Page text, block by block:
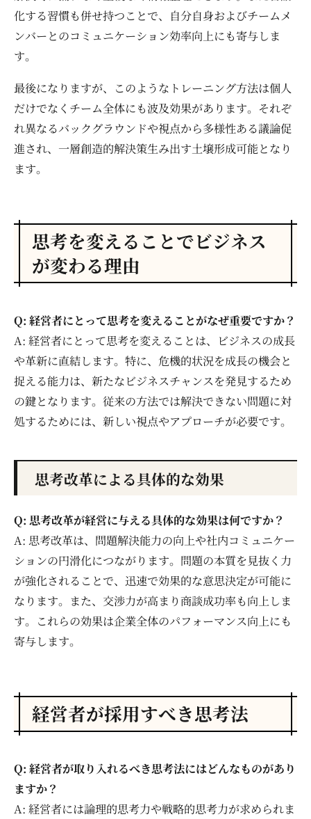
化する習慣も併せ持つことで、自分自身およびチームメ
ンバーとのコミュニケーション効率向上にも寄与しま
す。
最後になりますが、このようなトレーニング方法は個人
だけでなくチーム全体にも波及効果があります。それぞ
れ異なるバックグラウンドや視点から多様性ある議論促
進され、一層創造的解決策生み出す土壌形成可能となり
ます。
思考を変えることでビジネス
が変わる理由
Q: 経営者にとって思考を変えることがなぜ重要ですか？
A: 経営者にとって思考を変えることは、ビジネスの成長
や革新に直結します。特に、危機的状況を成長の機会と
捉える能力は、新たなビジネスチャンスを発見するため
の鍵となります。従来の方法では解決できない問題に対
処するためには、新しい視点やアプローチが必要です。
思考改革による具体的な効果
Q: 思考改革が経営に与える具体的な効果は何ですか？
A: 思考改革は、問題解決能力の向上や社内コミュニケー
ションの円滑化につながります。問題の本質を見抜く力
が強化されることで、迅速で効果的な意思決定が可能に
なります。また、交渉力が高まり商談成功率も向上しま
す。これらの効果は企業全体のパフォーマンス向上にも
寄与します。
経営者が採用すべき思考法
Q: 経営者が取り入れるべき思考法にはどんなものがあり
ますか？
A: 経営者には論理的思考力や戦略的思考力が求められま